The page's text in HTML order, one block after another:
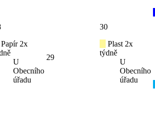
Papír 2x
U
Obecního
úřadu
29
30
Plast 2x
týdně
U
Obecního
úřadu